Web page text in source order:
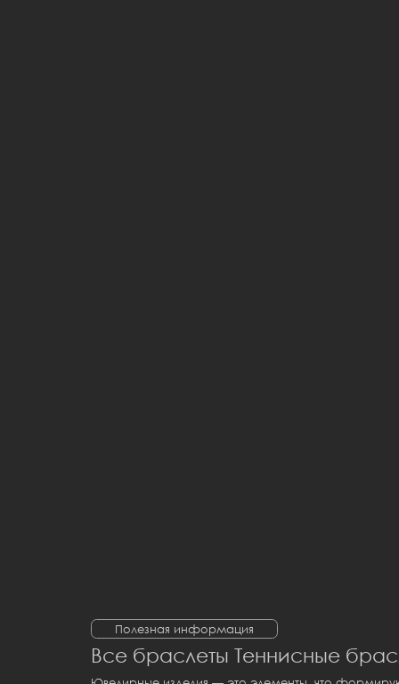
Полезная информация
Все браслеты Теннисные